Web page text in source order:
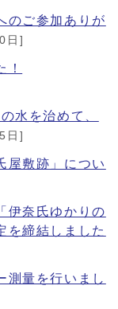
のご参加ありが
日]
！
水を治めて、
日]
屋敷跡」につい
伊奈氏ゆかりの
を締結しました
測量を行いまし